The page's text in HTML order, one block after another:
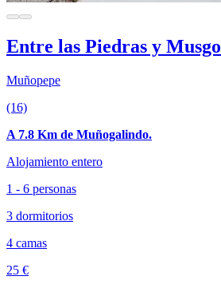
Entre las Piedras y Musgo
Muñopepe
(16)
A 7.8 Km de Muñogalindo.
Alojamiento entero
1 - 6 personas
3 dormitorios
4 camas
25 €